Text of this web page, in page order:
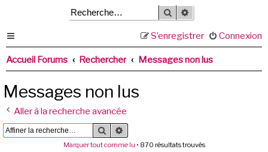
Rechercher
Connexion
S’enregistrer
Accueil Forums Rechercher Messages non lus
Messages non lus
Aller à la recherche avancée
Rechercher
Marquer tout comme lu • 870 résultats trouvés